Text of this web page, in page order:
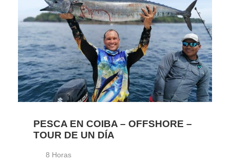
PESCA EN COIBA – OFFSHORE –
TOUR DE UN DÍA
8 Horas